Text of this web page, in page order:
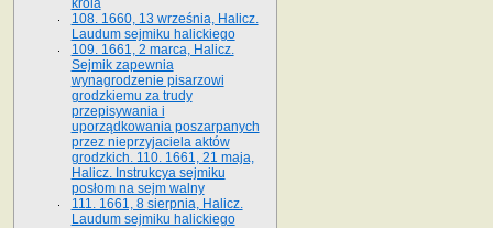
króla
108. 1660, 13 września, Halicz.
Laudum sejmiku halickiego
109. 1661, 2 marca, Halicz.
Sejmik zapewnia
wynagrodzenie pisarzowi
grodzkiemu za trudy
przepisywania i
uporządkowania poszarpanych
przez nieprzyjaciela aktów
grodzkich. 110. 1661, 21 maja,
Halicz. Instrukcya sejmiku
posłom na sejm walny
111. 1661, 8 sierpnia, Halicz.
Laudum sejmiku halickiego